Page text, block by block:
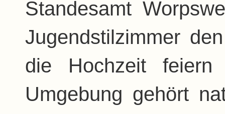
Standesamt
Jugendstilzimmer
die Hochzeit
Umgebung gehört